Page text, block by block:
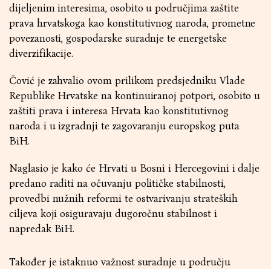
dijeljenim interesima, osobito u područjima zaštite
prava hrvatskoga kao konstitutivnog naroda, prometne
povezanosti, gospodarske suradnje te energetske
diverzifikacije.
Čović je zahvalio ovom prilikom predsjedniku Vlade
Republike Hrvatske na kontinuiranoj potpori, osobito u
zaštiti prava i interesa Hrvata kao konstitutivnog
naroda i u izgradnji te zagovaranju europskog puta
BiH.
Naglasio je kako će Hrvati u Bosni i Hercegovini i dalje
predano raditi na očuvanju političke stabilnosti,
provedbi nužnih reformi te ostvarivanju strateških
ciljeva koji osiguravaju dugoročnu stabilnost i
napredak BiH.
Također je istaknuo važnost suradnje u području